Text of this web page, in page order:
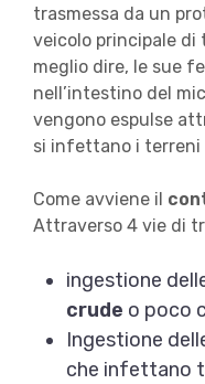
trasmessa da un
veicolo principale di
meglio dire, le sue
nell’intestino del
vengono espulse
si infettano i terreni
Come avviene il
Attraverso 4 vie di
ingestione
crude o poco
Ingestione
che infettano